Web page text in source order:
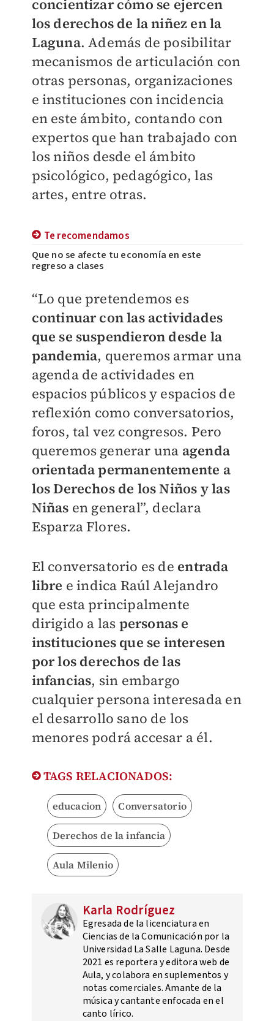
concientizar cómo se ejercen
los derechos de la niñez en la
Laguna. Además de posibilitar
mecanismos de articulación con
otras personas, organizaciones
e instituciones con incidencia
en este ámbito, contando con
expertos que han trabajado con
los niños desde el ámbito
psicológico, pedagógico, las
artes, entre otras.
Te recomendamos
Que no se afecte tu economía en este
regreso a clases
“Lo que pretendemos es
continuar con las actividades
que se suspendieron desde la
pandemia, queremos armar una
agenda de actividades en
espacios públicos y espacios de
reflexión como conversatorios,
foros, tal vez congresos. Pero
queremos generar una agenda
orientada permanentemente a
los Derechos de los Niños y las
Niñas en general”, declara
Esparza Flores.
El conversatorio es de entrada
libre e indica Raúl Alejandro
que esta principalmente
dirigido a las personas e
instituciones que se interesen
por los derechos de las
infancias, sin embargo
cualquier persona interesada en
el desarrollo sano de los
menores podrá accesar a él.
TAGS RELACIONADOS:
educacion Conversatorio
Derechos de la infancia
Aula Milenio
Karla Rodríguez
Egresada de la licenciatura en
Ciencias de la Comunicación por la
Universidad La Salle Laguna. Desde
2021 es reportera y editora web de
Aula, y colabora en suplementos y
notas comerciales. Amante de la
música y cantante enfocada en el
canto lírico.